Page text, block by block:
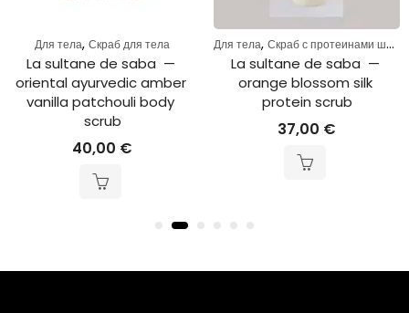
Для тела, Скраб для тела
La sultane de saba  —
oriental ayurvedic amber
vanilla patchouli body
scrub
40,00 €
Для тела, Скраб с протеинами шелка
La sultane de saba  —
orange blossom silk
protein scrub
37,00 €